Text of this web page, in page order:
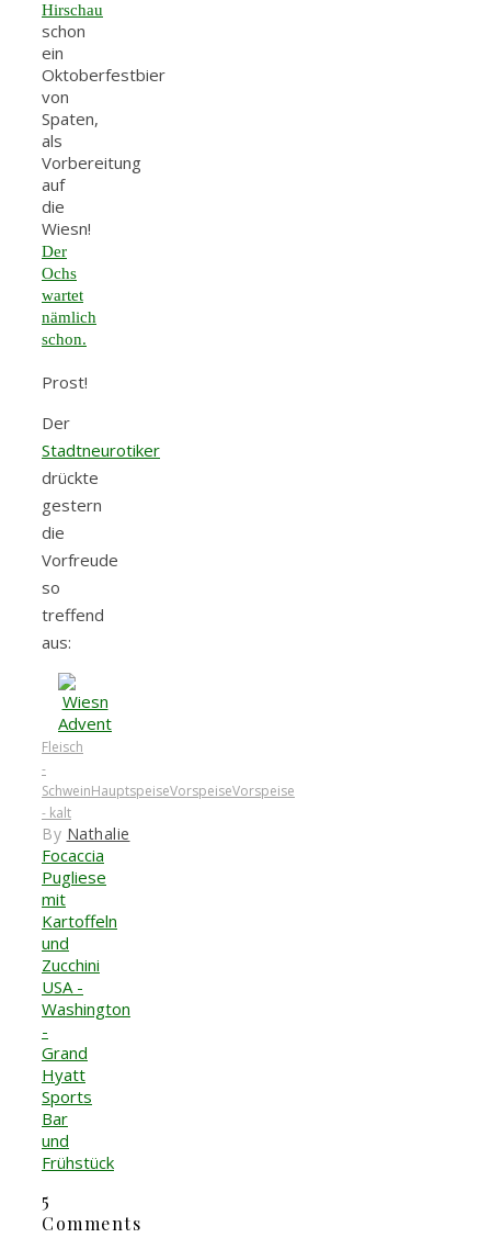
Hirschau
schon
ein
Oktoberfestbier
von
Spaten,
als
Vorbereitung
auf
die
Wiesn!
Der
Ochs
wartet
nämlich
schon.
Prost!
Der
Stadtneurotiker
drückte
gestern
die
Vorfreude
so
treffend
aus:
Fleisch
-
SchweinHauptspeiseVorspeiseVorspeise
- kalt
By Nathalie
Focaccia
Pugliese
mit
Kartoffeln
und
Zucchini
USA -
Washington
-
Grand
Hyatt
Sports
Bar
und
Frühstück
5
Comments